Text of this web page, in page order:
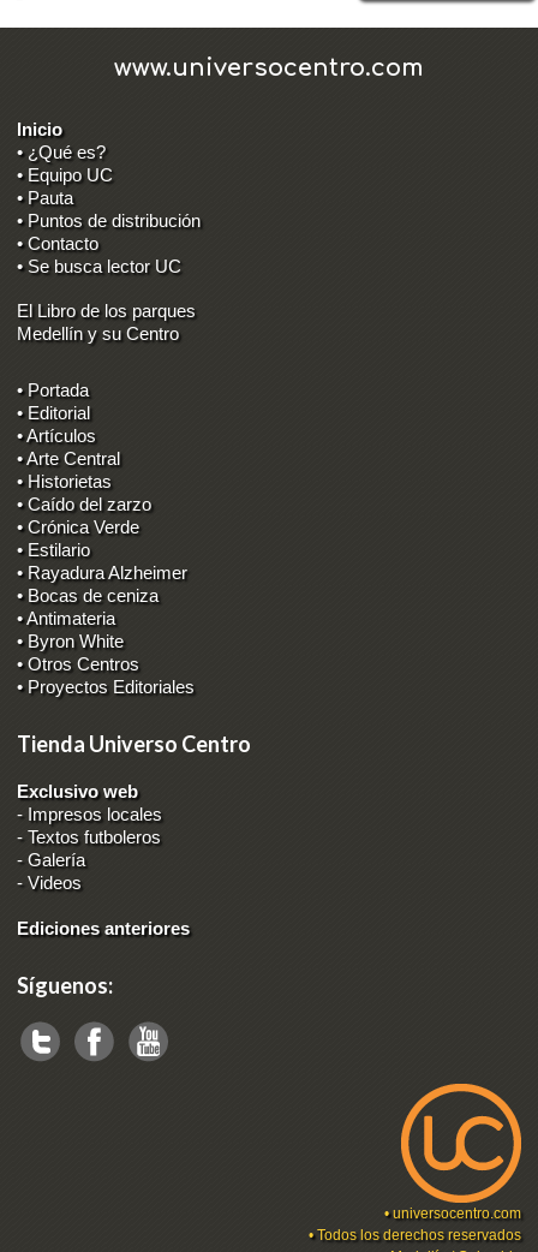
www.universocentro.com
Inicio
• ¿Qué es?
• Equipo UC
• Pauta
• Puntos de distribución
• Contacto
• Se busca lector UC
El Libro de los parques
Medellín y su Centro
• Portada
• Editorial
• Artículos
• Arte Central
• Historietas
• Caído del zarzo
• Crónica Verde
• Estilario
• Rayadura Alzheimer
• Bocas de ceniza
• Antimateria
• Byron White
• Otros Centros
• Proyectos Editoriales
Tienda Universo Centro
Exclusivo web
- Impresos locales
-Textos futboleros
-Galería
-Videos
Ediciones anteriores
Síguenos:
•universocentro.com
• Todos los derechos reservados